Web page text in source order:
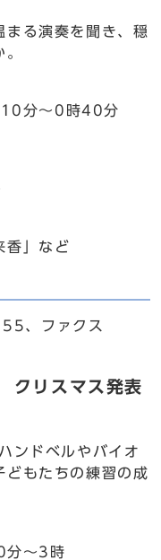
る演奏を聞き、穏
分～0時40分
香」など
、ファクス
リスマス発表
ンドベルやバイオ
どもたちの練習の成
～3時